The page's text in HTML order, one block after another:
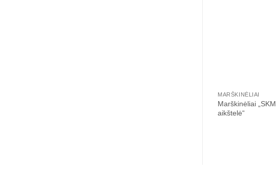
MARŠKINĖLIAI
Marškinėliai „SKM
aikštelė“